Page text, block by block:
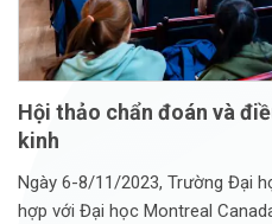
Hội thảo chẩn đoán và
kinh
Ngày 6-8/11/2023, Trường Đại
hợp với Đại học Montreal